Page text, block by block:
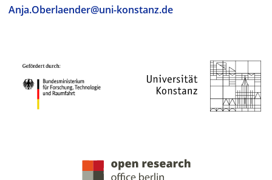
Anja.Oberlaender@uni-konstanz.de